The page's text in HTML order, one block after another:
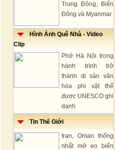
Trung Đông, Biển
Đông và Myanmar
Hình Ảnh Quê Nhà - Video
Clip
Phở Hà Nội trong
hành trình trở
thành di sản văn
hóa phi vật thể
được UNESCO ghi
danh
Tin Thế Giới
Iran, Oman thống
nhất mở eo biển